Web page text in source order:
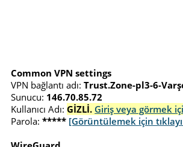
Common VPN settings
VPN bağlantı adı: Trust.Zone-pl3-6-
Sunucu: 146.70.85.72
Kullanıcı Adı: GİZLİ. Giriş veya görmek
Parola: ***** [Görüntülemek için